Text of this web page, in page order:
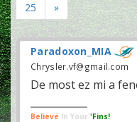
25
»
Paradoxon_MIA
Chrysler.vf@gmail.com
De most ez mi a
Believe In Your 'Fins!